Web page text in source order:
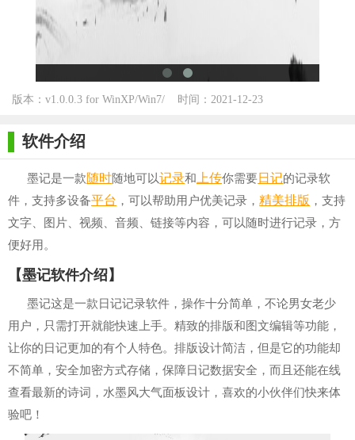
版本：v1.0.0.3 for WinXP/Win7/
时间：2021-12-23
软件介绍
墨记是一款随时随地可以记录和上传你需要日记的记录软
件，支持多设备平台 ，可以帮助用户优美记录， 精美排版 ，支持
文字、图片、视频、音频、链接等内容，可以随时进行记录，方
便好用。
【墨记软件介绍】
墨记这是一款日记记录软件，操作十分简单，不论男女老少
用户，只需打开就能快速上手。精致的排版和图文编辑等功能，
让你的日记更加的有个人特色。排版设计简洁，但是它的功能却
不简单，安全加密方式存储，保障日记数据安全，而且还能在线
查看最新的诗词，水墨风大气面板设计，喜欢的小伙伴们快来体
验吧！